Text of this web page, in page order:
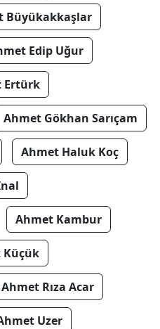
Büyükakkaşlar
Edip Uğur
Ertürk
Ahmet Gökhan Sarıçam
Ahmet Haluk Koç
Ahmet Kambur
Küçük
Ahmet Rıza Acar
Uzer